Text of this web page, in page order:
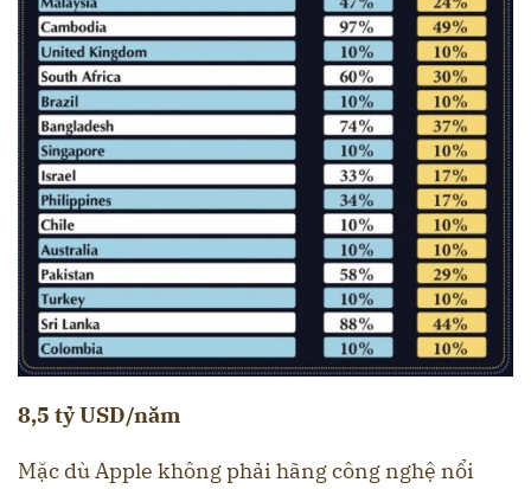
8,5 tỷ USD/năm
Mặc dù Apple không phải hãng công nghệ nổi